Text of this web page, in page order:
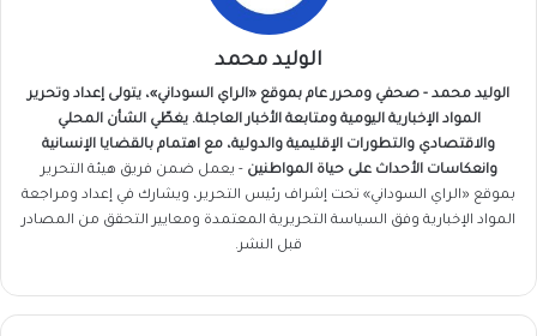
الوليد محمد
الوليد محمد - صحفي ومحرر عام بموقع «الراي السوداني»، يتولى إعداد وتحرير
المواد الإخبارية اليومية ومتابعة الأخبار العاجلة. يغطّي الشأن المحلي
والاقتصادي والتطورات الإقليمية والدولية، مع اهتمام بالقضايا الإنسانية
وانعكاسات الأحداث على حياة المواطنين - يعمل ضمن فريق هيئة التحرير
بموقع «الراي السوداني» تحت إشراف رئيس التحرير، ويشارك في إعداد ومراجعة
المواد الإخبارية وفق السياسة التحريرية المعتمدة ومعايير التحقق من المصادر
قبل النشر.